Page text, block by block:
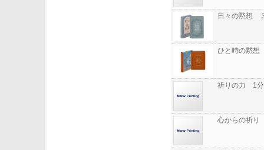
日々の黙想
ひと時の黙
祈りの力 1
心からの祈